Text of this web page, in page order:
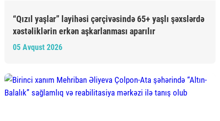
“Qızıl yaşlar” layihəsi çərçivəsində 65+ yaşlı şəxslərdə
xəstəliklərin erkən aşkarlanması aparılır
05 Avqust 2026